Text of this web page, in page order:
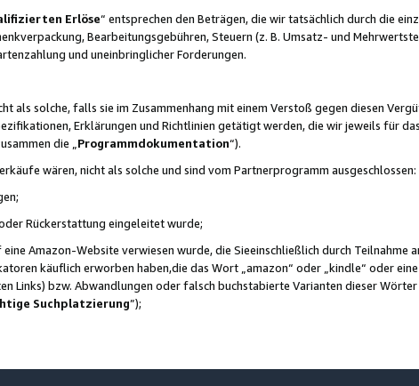
Erlöse“ entsprechen den Beträgen, die wir tatsächlich durch die
Bearbeitungsgebühren, Steuern (z. B. Umsatz- und
und uneinbringlicher Forderungen.
als solche, falls sie im Zusammenhang mit einem Verstoß gegen diesen
Erklärungen und Richtlinien getätigt werden, die wir jeweils für
die „ Programmdokumentation“).
wären, nicht als solche und sind vom Partnerprogramm ausgeschlossen:
Rückerstattung eingeleitet wurde;
Amazon-Website verwiesen wurde, die Sieeinschließlich durch Teilnahme
käuflich erworben haben,die das Wort „amazon“ oder „kindle“ oder
Links) bzw. Abwandlungen oder falsch buchstabierte Varianten dieser Wörter
Suchplatzierung”);